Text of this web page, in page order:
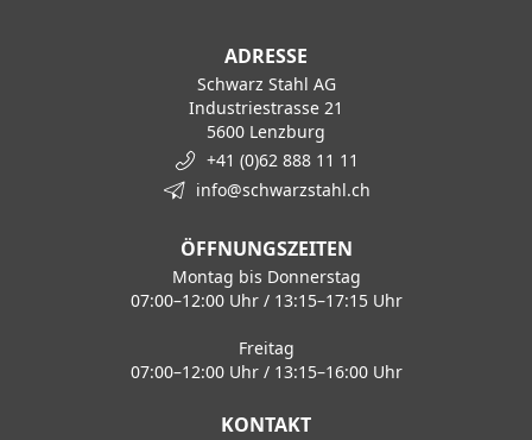
ADRESSE
Schwarz Stahl AG
Industriestrasse 21
5600 Lenzburg
+41 (0)62 888 11 11
info@schwarzstahl.ch
ÖFFNUNGSZEITEN
Montag bis Donnerstag
07:00–12:00 Uhr / 13:15–17:15 Uhr
Freitag
07:00–12:00 Uhr / 13:15–16:00 Uhr
KONTAKT